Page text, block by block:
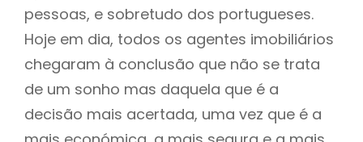
pessoas, e sobretudo dos portugueses.
Hoje em dia, todos os agentes imobiliários
chegaram à conclusão que não se trata
de um sonho mas daquela que é a
decisão mais acertada, uma vez que é a